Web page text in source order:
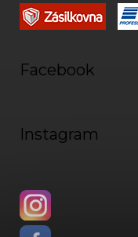
Facebook
Instagram